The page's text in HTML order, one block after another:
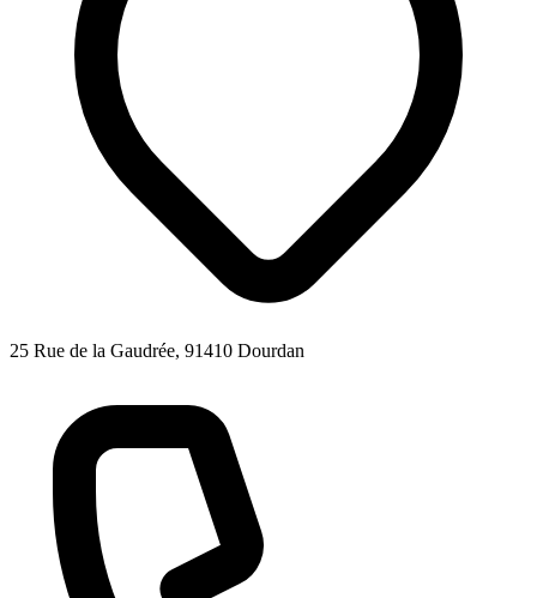
25 Rue de la Gaudrée, 91410 Dourdan